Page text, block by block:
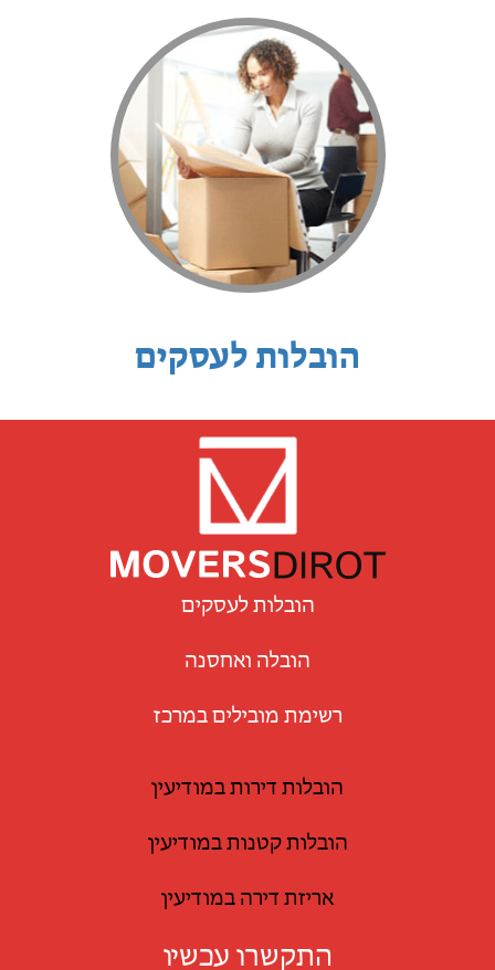
הובלות לעסקים
הובלות לעסקים
הובלה ואחסנה
רשימת מובילים במרכז
הובלות דירות במודיעין
הובלות קטנות במודיעין
אריזת דירה במודיעין
התקשרו עכשיו